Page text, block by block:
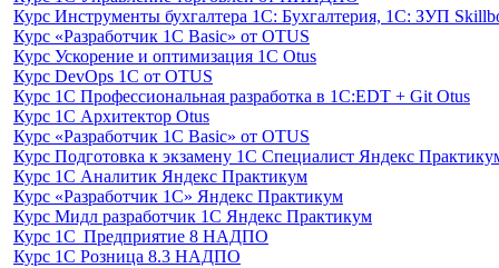
Курс Инструменты бухгалтера 1С: Бухгалтерия, 1С: ЗУП
Курс «Разработчик 1С Basic» от OTUS
Курс Ускорение и оптимизация 1С Otus
Курс DevOps 1С от OTUS
Курс 1С Профессиональная разработка в 1С:EDT + Git Otus
Курс 1С Архитектор Otus
Курс «Разработчик 1С Basic» от OTUS
Курс Подготовка к экзамену 1С Специалист Яндекс
Курс 1С Аналитик Яндекс Практикум
Курс «Разработчик 1С» Яндекс Практикум
Курс Мидл разработчик 1С Яндекс Практикум
Курс 1С Предприятие 8 НАДПО
Курс 1С Розница 8.3 НАДПО